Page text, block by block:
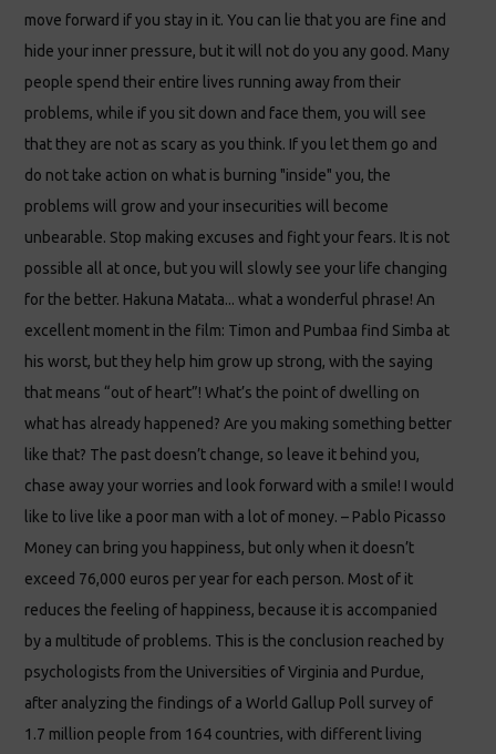
move forward if you stay in it. You can lie that you are fine and
hide your inner pressure, but it will not do you any good. Many
people spend their entire lives running away from their
problems, while if you sit down and face them, you will see
that they are not as scary as you think. If you let them go and
do not take action on what is burning "inside" you, the
problems will grow and your insecurities will become
unbearable. Stop making excuses and fight your fears. It is not
possible all at once, but you will slowly see your life changing
for the better. Hakuna Matata... what a wonderful phrase! An
excellent moment in the film: Timon and Pumbaa find Simba at
his worst, but they help him grow up strong, with the saying
that means “out of heart”! What’s the point of dwelling on
what has already happened? Are you making something better
like that? The past doesn’t change, so leave it behind you,
chase away your worries and look forward with a smile! I would
like to live like a poor man with a lot of money. – Pablo Picasso
Money can bring you happiness, but only when it doesn’t
exceed 76,000 euros per year for each person. Most of it
reduces the feeling of happiness, because it is accompanied
by a multitude of problems. This is the conclusion reached by
psychologists from the Universities of Virginia and Purdue,
after analyzing the findings of a World Gallup Poll survey of
1.7 million people from 164 countries, with different living